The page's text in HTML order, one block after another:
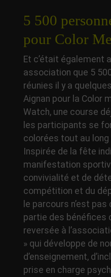
5 500
pour Color
Et c’était également
association que 5
réunies il y a
Aignan pour la Color
Watch, une course
les participants se
colorées tout au
Inspirée de la fête
manifestation
convivialité et de
compétition et du
le parcours n’est
partie des bénéfices
reversée à
» qui développe de
d’enseignement,
prise en charge